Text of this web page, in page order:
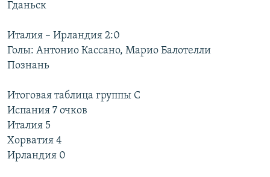
ПОДПИШИТЕСЬ НА РАССЫЛКУ
СОЦИАЛЬНЫЕ СЕТИ
Гданьск
Италия – Ирландия 2:0
Голы: Антонио Кассано, Марио Балотелли
Познань
Итоговая таблица группы С
Испания 7 очков
Италия 5
Хорватия 4
Ирландия 0